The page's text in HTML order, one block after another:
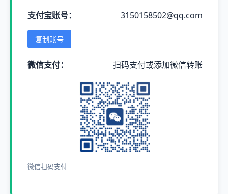
支付宝账号： 3150158502@qq.com
复制账号
微信支付： 扫码支付或添加微信转账
微信扫码支付